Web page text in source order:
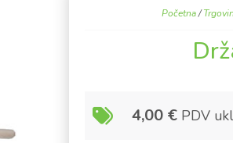
Početna/
4,00 € PDV